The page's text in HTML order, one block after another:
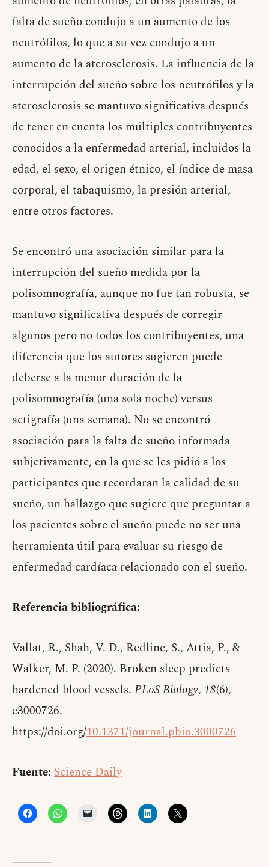
falta de sueño condujo a un aumento de los
neutrófilos, lo que a su vez condujo a un
aumento de la aterosclerosis. La influencia de la
interrupción del sueño sobre los neutrófilos y la
aterosclerosis se mantuvo significativa después
de tener en cuenta los múltiples contribuyentes
conocidos a la enfermedad arterial, incluidos la
edad, el sexo, el origen étnico, el índice de masa
corporal, el tabaquismo, la presión arterial,
entre otros factores.
Se encontró una asociación similar para la
interrupción del sueño medida por la
polisomnografía, aunque no fue tan robusta, se
mantuvo significativa después de corregir
algunos pero no todos los contribuyentes, una
diferencia que los autores sugieren puede
deberse a la menor duración de la
polisomnografía (una sola noche) versus
actigrafía (una semana). No se encontró
asociación para la falta de sueño informada
subjetivamente, en la que se les pidió a los
participantes que recordaran la calidad de su
sueño, un hallazgo que sugiere que preguntar a
los pacientes sobre el sueño puede no ser una
herramienta útil para evaluar su riesgo de
enfermedad cardíaca relacionado con el sueño.
Referencia bibliográfica:
Vallat, R., Shah, V. D., Redline, S., Attia, P., &
Walker, M. P. (2020). Broken sleep predicts
hardened blood vessels. PLoS Biology, 18(6),
e3000726.
https://doi.org/10.1371/journal.pbio.3000726
Fuente: Science Daily